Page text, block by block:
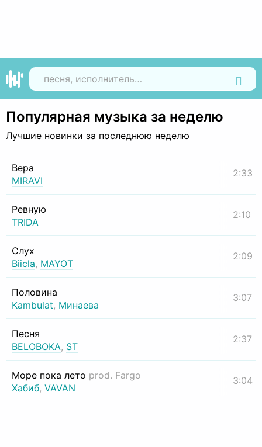
Популярная музыка за неделю
Лучшие новинки за последнюю неделю
Вера
MIRAVI
2:33
Ревную
TRIDA
2:10
Слух
Biicla, MAYOT
2:09
Половина
Kambulat, Минаева
3:07
Песня
BELOBOKA, ST
2:37
Море пока лето prod. Fargo
Хабиб, VAVAN
3:04